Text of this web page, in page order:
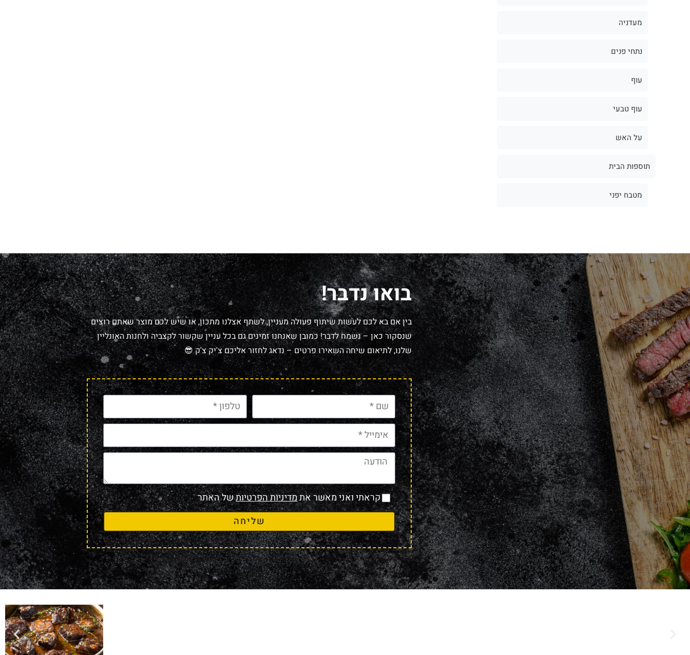
מעדניה
נתחי פנים
עוף
עוף טבעי
על האש
תוספות הבית
מטבח יפני
בואו נדבר!
בין אם בא לכם לעשות שיתוף פעולה מעניין, לשתף אצלנו מתכון, או שיש לכם מוצר שאתם רוצים
שנסקור כאן – נשמח לדבר! כמובן שאנחנו זמינים גם בכל עניין שקשור לקצביה ולחנות האונליין
שלנו, לתיאום שיחה השאירו פרטים – נדאג לחזור אליכם צ'יק צ'ק 😎
קראתי ואני מאשר אתמדיניות הפרטיותשל האתר
שליחה